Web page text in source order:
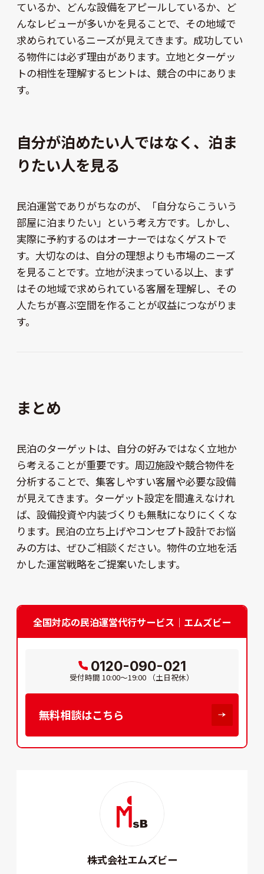
ているか、どんな設備をアピールしているか、ど
んなレビューが多いかを見ることで、その地域で
求められているニーズが見えてきます。成功してい
る物件には必ず理由があります。立地とターゲッ
トの相性を理解するヒントは、競合の中にありま
す。
自分が泊めたい人ではなく、泊ま
りたい人を見る
民泊運営でありがちなのが、「自分ならこういう
部屋に泊まりたい」という考え方です。しかし、
実際に予約するのはオーナーではなくゲストで
す。大切なのは、自分の理想よりも市場のニーズ
を見ることです。立地が決まっている以上、まず
はその地域で求められている客層を理解し、その
人たちが喜ぶ空間を作ることが収益につながりま
す。
まとめ
民泊のターゲットは、自分の好みではなく立地か
ら考えることが重要です。周辺施設や競合物件を
分析することで、集客しやすい客層や必要な設備
が見えてきます。ターゲット設定を間違えなけれ
ば、設備投資や内装づくりも無駄になりにくくな
ります。民泊の立ち上げやコンセプト設計でお悩
みの方は、ぜひご相談ください。物件の立地を活
かした運営戦略をご提案いたします。
全国対応の民泊運営代行サービス｜エムズビー
0120-090-021
受付時間 10:00～19:00 （土日祝休）
無料相談はこちら
株式会社エムズビー